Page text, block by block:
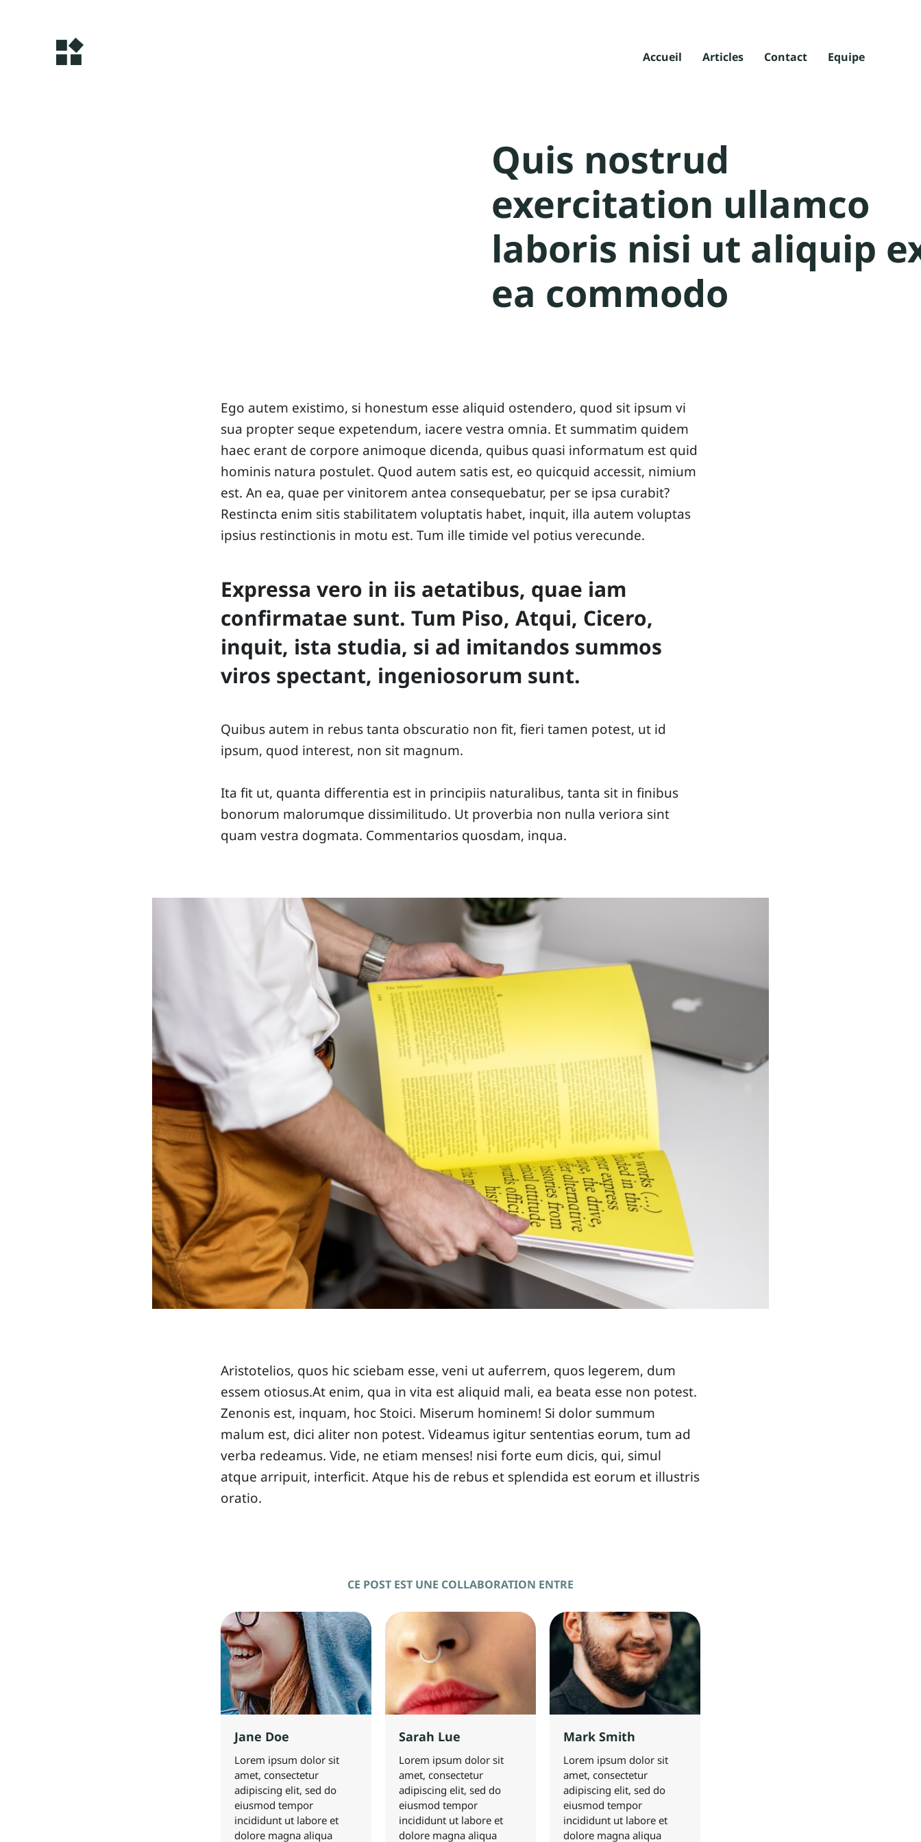
Accueil Articles Contact Equipe
Quis nostrud
exercitation ullamco
laboris nisi ut aliquip
ea commodo
Ego autem existimo, si honestum esse aliquid ostendero, quod sit ipsum vi
sua propter seque expetendum, iacere vestra omnia. Et summatim quidem
haec erant de corpore animoque dicenda, quibus quasi informatum est quid
hominis natura postulet. Quod autem satis est, eo quicquid accessit, nimium
est. An ea, quae per vinitorem antea consequebatur, per se ipsa curabit?
Restincta enim sitis stabilitatem voluptatis habet, inquit, illa autem voluptas
ipsius restinctionis in motu est. Tum ille timide vel potius verecunde.
Expressa vero in iis aetatibus, quae iam
confirmatae sunt. Tum Piso, Atqui, Cicero,
inquit, ista studia, si ad imitandos summos
viros spectant, ingeniosorum sunt.
Quibus autem in rebus tanta obscuratio non fit, fieri tamen potest, ut id
ipsum, quod interest, non sit magnum.
Ita fit ut, quanta differentia est in principiis naturalibus, tanta sit in finibus
bonorum malorumque dissimilitudo. Ut proverbia non nulla veriora sint
quam vestra dogmata. Commentarios quosdam, inqua.
Aristotelios, quos hic sciebam esse, veni ut auferrem, quos legerem, dum
essem otiosus.At enim, qua in vita est aliquid mali, ea beata esse non potest.
Zenonis est, inquam, hoc Stoici. Miserum hominem! Si dolor summum
malum est, dici aliter non potest. Videamus igitur sententias eorum, tum ad
verba redeamus. Vide, ne etiam menses! nisi forte eum dicis, qui, simul
atque arripuit, interficit. Atque his de rebus et splendida est eorum et illustris
oratio.
CE POST EST UNE COLLABORATION ENTRE
Jane Doe
Lorem ipsum dolor sit
amet, consectetur
adipiscing elit, sed do
eiusmod tempor
incididunt ut labore et
dolore magna aliqua
Sarah Lue
Lorem ipsum dolor sit
amet, consectetur
adipiscing elit, sed do
eiusmod tempor
incididunt ut labore et
dolore magna aliqua
Mark Smith
Lorem ipsum dolor sit
amet, consectetur
adipiscing elit, sed do
eiusmod tempor
incididunt ut labore et
dolore magna aliqua